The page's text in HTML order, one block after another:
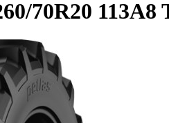
70R20 113A8